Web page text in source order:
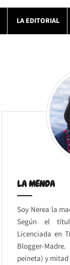
LA EDITORIAL
LA MENDA
Soy Nerea la
Según el
Licenciada en
Blogger-
peineta) y mitad